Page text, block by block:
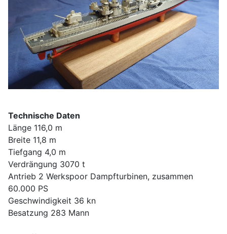
Technische Daten
Länge 116,0 m
Breite 11,8 m
Tiefgang 4,0 m
Verdrängung 3070 t
Antrieb 2 Werkspoor Dampfturbinen, zusammen
60.000 PS
Geschwindigkeit 36 kn
Besatzung 283 Mann